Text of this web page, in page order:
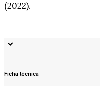
(2022).
Ficha técnica